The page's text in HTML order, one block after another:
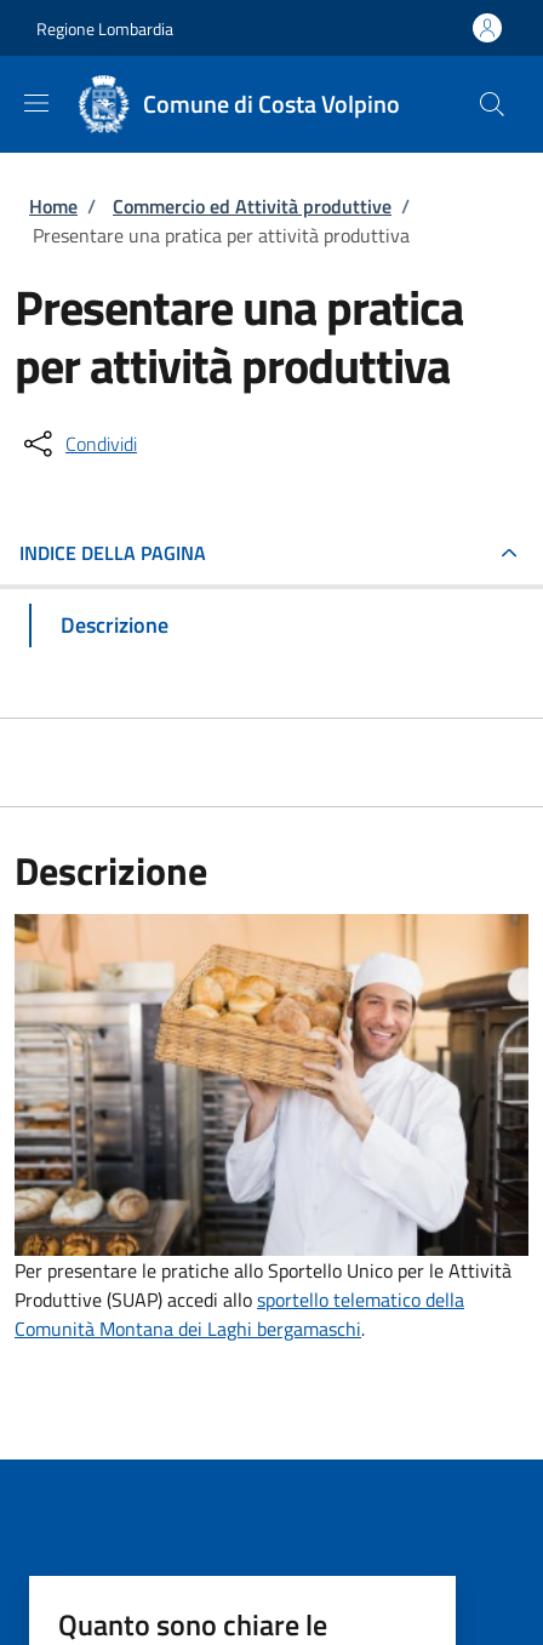
Regione Lombardia
Comune di Costa Volpino
Briciole di pane
Home / Commercio ed Attività produttive /
Presentare una pratica per attività produttiva
Presentare una pratica
per attività produttiva
Condividi
INDICE DELLA PAGINA
Descrizione
Descrizione
Per presentare le pratiche allo Sportello Unico per le Attività
Produttive (SUAP) accedi allosportello telematico della
Comunità Montana dei Laghi bergamaschi.
Quanto sono chiare le